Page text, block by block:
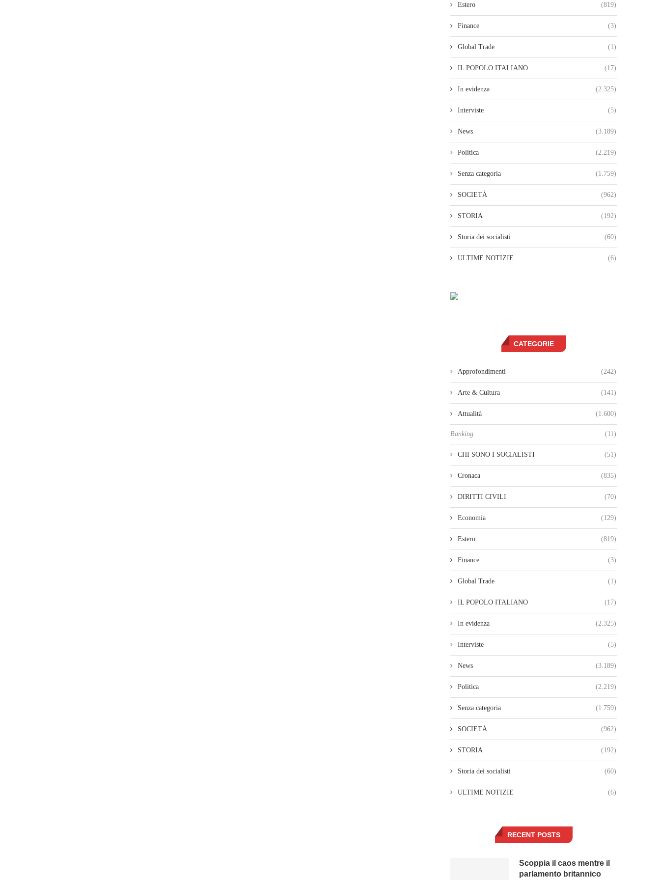
Estero (819)
Finance (3)
Global Trade (1)
IL POPOLO ITALIANO (17)
In evidenza (2.325)
Interviste (5)
News (3.189)
Politica (2.219)
Senza categoria (1.759)
SOCIETÀ (962)
STORIA (192)
Storia dei socialisti (60)
ULTIME NOTIZIE (6)
CATEGORIE
Approfondimenti (242)
Arte & Cultura (141)
Attualità (1.600)
Banking (11)
CHI SONO I SOCIALISTI (51)
Cronaca (835)
DIRITTI CIVILI (70)
Economia (129)
Estero (819)
Finance (3)
Global Trade (1)
IL POPOLO ITALIANO (17)
In evidenza (2.325)
Interviste (5)
News (3.189)
Politica (2.219)
Senza categoria (1.759)
SOCIETÀ (962)
STORIA (192)
Storia dei socialisti (60)
ULTIME NOTIZIE (6)
RECENT POSTS
Scoppia il caos mentre il
parlamento britannico